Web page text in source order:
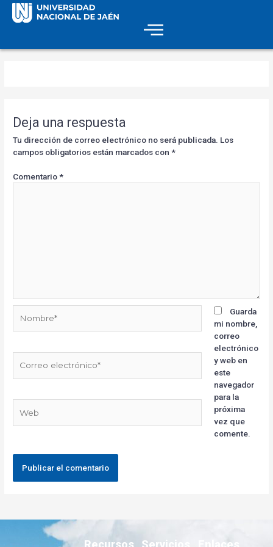
Deja una respuesta
Tu dirección de correo electrónico no será publicada. Los
campos obligatorios están marcados con*
Comentario*
Guarda
mi nombre,
correo
electrónico
y web en
este
navegador
para la
próxima
vez que
comente.
Recursos Servicios Enlaces